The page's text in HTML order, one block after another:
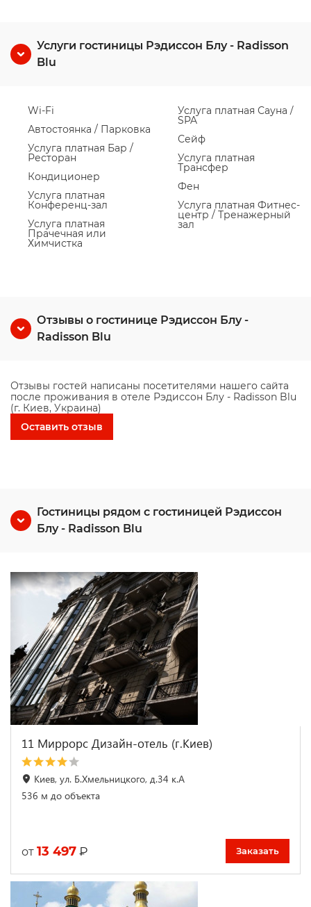
Услуги гостиницы Рэдиссон Блу - Radisson
Blu
Wi-Fi
Автостоянка / Парковка
Услуга платная Бар /
Ресторан
Кондиционер
Услуга платная
Конференц-зал
Услуга платная
Прачечная или
Химчистка
Услуга платная Сауна /
SPA
Сейф
Услуга платная
Трансфер
Фен
Услуга платная Фитнес-
центр / Тренажерный
зал
Отзывы о гостинице Рэдиссон Блу -
Radisson Blu
Отзывы гостей написаны посетителями нашего сайта
после проживания в отеле Рэдиссон Блу - Radisson Blu
(г. Киев, Украина)
Оставить отзыв
Гостиницы рядом с гостиницей Рэдиссон
Блу - Radisson Blu
11 Миррорс Дизайн-отель (г.Киев)
Киев, ул. Б.Хмельницкого, д.34 к.А
536 м до объекта
от 13 497 ₽ Заказать